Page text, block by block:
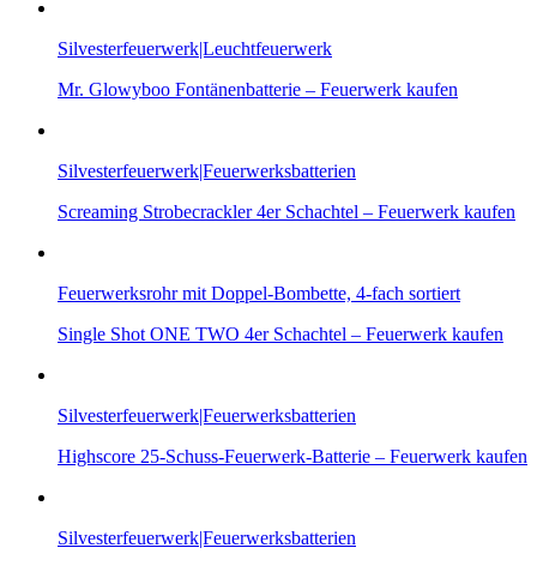
Silvesterfeuerwerk|Leuchtfeuerwerk
Mr. Glowyboo Fontänenbatterie – Feuerwerk kaufen
Silvesterfeuerwerk|Feuerwerksbatterien
Screaming Strobecrackler 4er Schachtel – Feuerwerk kaufen
Feuerwerksrohr mit Doppel-Bombette, 4-fach sortiert
Single Shot ONE TWO 4er Schachtel – Feuerwerk kaufen
Silvesterfeuerwerk|Feuerwerksbatterien
Highscore 25-Schuss-Feuerwerk-Batterie – Feuerwerk kaufen
Silvesterfeuerwerk|Feuerwerksbatterien